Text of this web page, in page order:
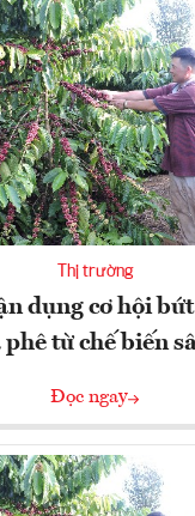
Thị trường
dụng cơ hội
phê từ chế biến
Đọc ngay